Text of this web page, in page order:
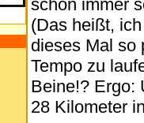
schon immer
(Das heißt,
dieses Mal so
Tempo zu
Beine!? Ergo:
28 Kilometer